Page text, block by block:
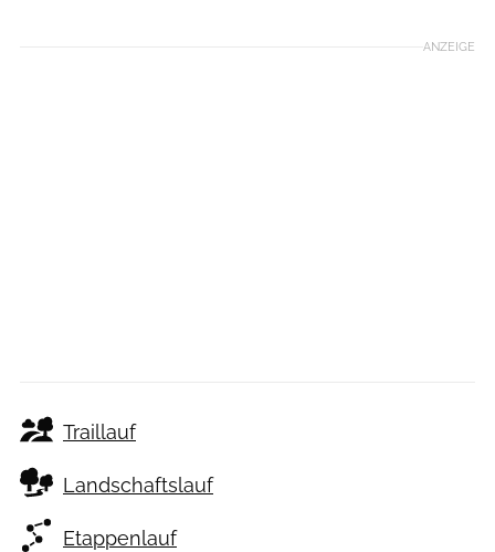
ANZEIGE
Traillauf
Landschaftslauf
Etappenlauf